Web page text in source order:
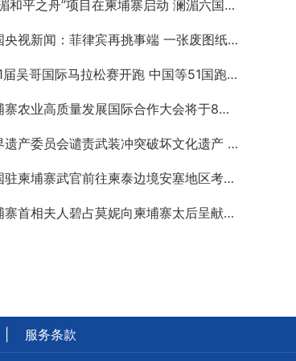
“澜湄和平之舟”项目在柬埔寨启动 澜湄六国青年共话和平与发展
中国央视新闻：菲律宾再挑事端 一张废图纸划不走中国黄岩岛
第11届吴哥国际马拉松赛开跑 中国等51国跑者齐聚暹粒
柬埔寨农业高质量发展国际合作大会将于8月20日举行
世界遗产委员会谴责武装冲突破坏文化遗产 柬埔寨呼吁依法追责并加强国际合作
外国驻柬埔寨武官前往柬泰边境安塞地区考察 柬方介绍“危险握手”事件及边境情况
柬埔寨首相夫人碧占莫妮向柬埔寨太后呈献世界女童军“卓越领袖奖”
服务条款